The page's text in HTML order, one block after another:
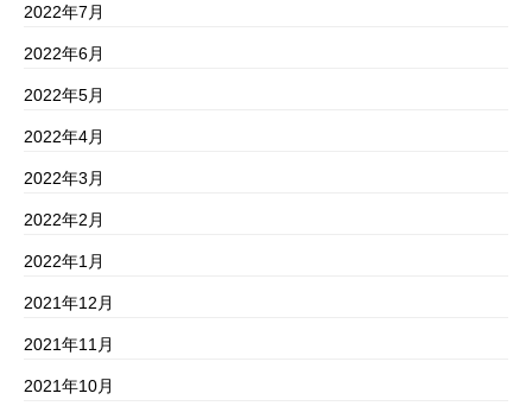
2022年7月
2022年6月
2022年5月
2022年4月
2022年3月
2022年2月
2022年1月
2021年12月
2021年11月
2021年10月